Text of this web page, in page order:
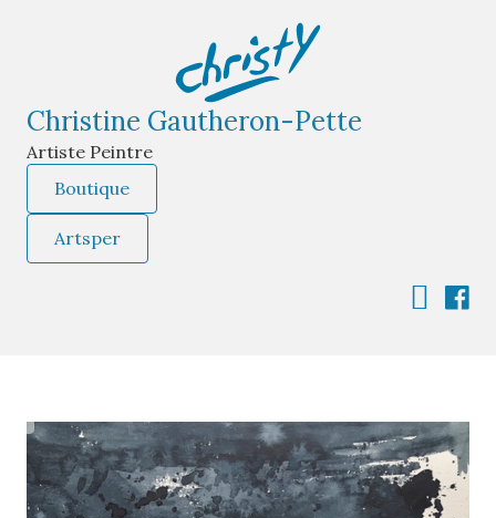
Christine Gautheron-Pette
Artiste Peintre
Boutique
Artsper